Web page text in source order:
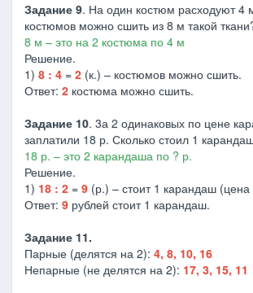
Задание 9. На один костюм расходуют 4
костюмов можно сшить из 8 м такой
8 м – это на 2 костюма по 4 м
Решение.
1) 8 : 4 = 2 (к.) – костюмов можно сшить.
Ответ: 2 костюма можно сшить.
Задание 10. 3а 2 одинаковых по цене
заплатили 18 р. Сколько стоил 1
18 р. – это 2 карандаша по ? р.
Решение.
1) 18 : 2 = 9 (р.) – стоит 1 карандаш
Ответ: 9 рублей стоит 1 карандаш.
Задание 11.
Парные (делятся на 2): 4, 8, 10, 16
Непарные (не делятся на 2): 17, 3, 15, 11